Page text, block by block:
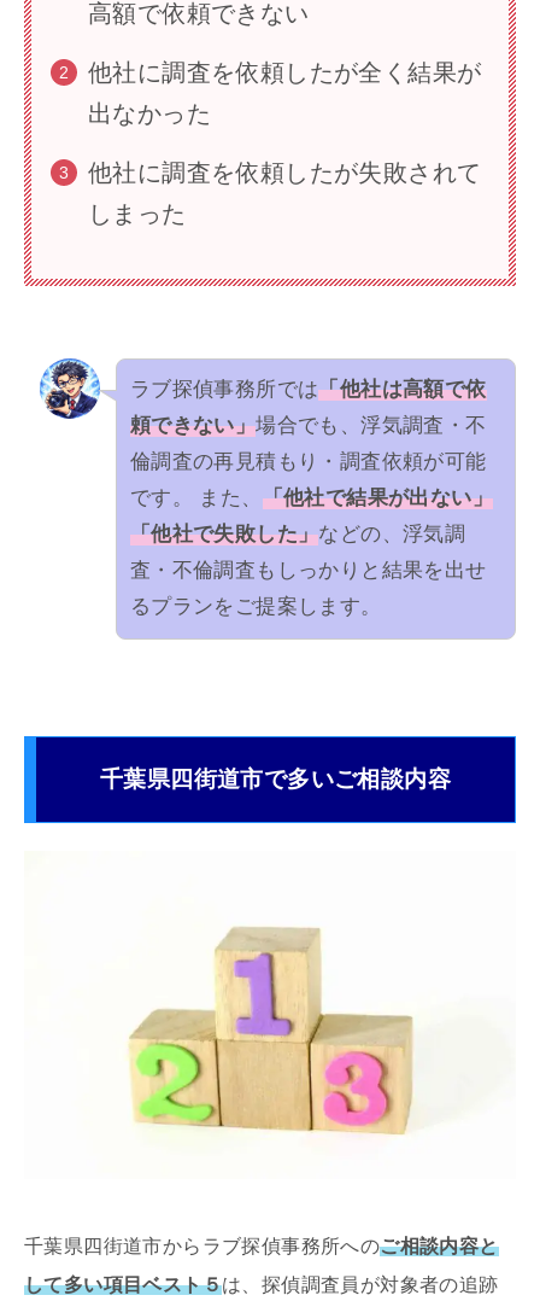
高額で依頼できない
他社に調査を依頼したが全く結果が
出なかった
他社に調査を依頼したが失敗されて
しまった
ラブ探偵事務所では「他社は高額で依
頼できない」場合でも、浮気調査・不
倫調査の再見積もり・調査依頼が可能
です。 また、 「他社で結果が出ない」
「他社で失敗した」などの、浮気調
査・不倫調査もしっかりと結果を出せ
るプランをご提案します。
千葉県四街道市で多いご相談内容
千葉県四街道市からラブ探偵事務所へのご相談内容と
して多い項目ベスト５は、探偵調査員が対象者の追跡